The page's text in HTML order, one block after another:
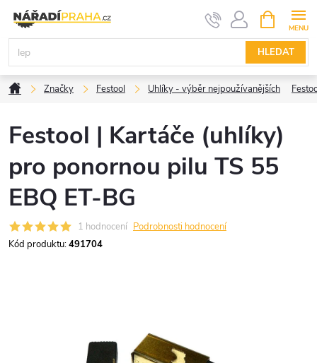
obsah
HLEDAT
NÁKUPNÍ
KOŠÍK
DomůZnačky Festool Uhlíky - výběr nejpoužívanějších
Festool | Kartáče (uhlíky)
pro ponornou pilu TS 55
EBQ ET-BG
1 hodnocení Podrobnosti hodnocení
Kód produktu:491704